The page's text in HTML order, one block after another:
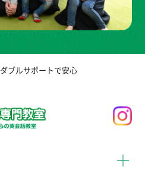
ダブルサポートで安心